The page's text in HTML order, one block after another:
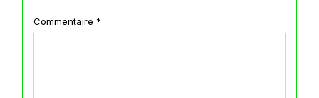
Commentaire *